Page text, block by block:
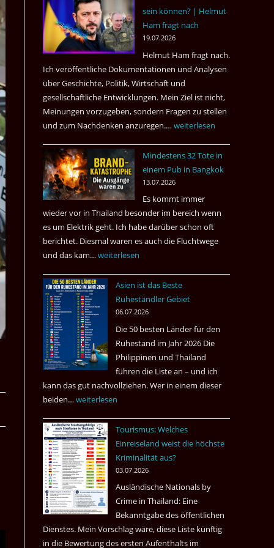
3
Tote
kamen
sein können? | Helmut
Ham fragt nach
19.07.2026
Helmut Ham fragt nach.
Ich veröffentliche Dokumentationen und Analysen
über Geschichte, Politik, Wirtschaft und
gesellschaftliche Entwicklungen. Mein Ziel ist nicht,
Meinungen vorzugeben, sondern Fragen zu stellen
und zum Nachdenken anzuregen.… Russland
Was
hätte
sein
können?
|
Helmut
Ham
nach
weiterlesen
Mindestens 32 Tote in
einem Pub in Bangkok
13.07.2026
Es kommt immer
wieder vor in Thailand besonder im bereich wenn
es um Elektrik geht. Ich habe darüber schon oft
berichtet. Diesmal waren es auch die Fluchtwege
und das kam…Mindestens
Tote
einem
in
Bangkok
weiterlesen
Asien ist das Beste
Ruheständler Gebiet
06.07.2026
Die 50 besten Länder für den
Ruhestand im Jahr 2026 Die
Philippinen und Thailand
führen die Liste an – und ich
kann das gut nachvollziehen. Wer in einem dieser
beiden… Asien
das
Beste
Ruheständler
Gebiet
weiterlesen
Tourismus: Welches
Einreiseland weist die höchste
Kriminalität aus?
03.07.2026
Ausländische Nationals by
Crime in Thailand: Eine
Bekanntgabe des öffentlichen
Dienstes. Mein Vorschlag wäre, diese Liste künftig
in die Bewertung des ersten Aufenthalts im